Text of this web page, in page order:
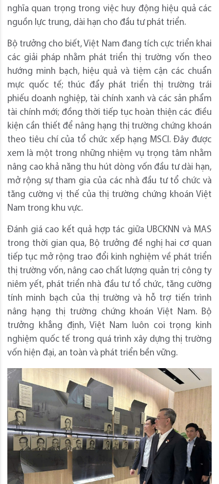
nghĩa quan trọng trong việc huy động hiệu quả các
nguồn lực trung, dài hạn cho đầu tư phát triển.
Bộ trưởng cho biết, Việt Nam đang tích cực triển khai
các giải pháp nhằm phát triển thị trường vốn theo
hướng minh bạch, hiệu quả và tiệm cận các chuẩn
mực quốc tế; thúc đẩy phát triển thị trường trái
phiếu doanh nghiệp, tài chính xanh và các sản phẩm
tài chính mới; đồng thời tiếp tục hoàn thiện các điều
kiện cần thiết để nâng hạng thị trường chứng khoán
theo tiêu chí của tổ chức xếp hạng MSCI. Đây được
xem là một trong những nhiệm vụ trọng tâm nhằm
nâng cao khả năng thu hút dòng vốn đầu tư dài hạn,
mở rộng sự tham gia của các nhà đầu tư tổ chức và
tăng cường vị thế của thị trường chứng khoán Việt
Nam trong khu vực.
Đánh giá cao kết quả hợp tác giữa UBCKNN và MAS
trong thời gian qua, Bộ trưởng đề nghị hai cơ quan
tiếp tục mở rộng trao đổi kinh nghiệm về phát triển
thị trường vốn, nâng cao chất lượng quản trị công ty
niêm yết, phát triển nhà đầu tư tổ chức, tăng cường
tính minh bạch của thị trường và hỗ trợ tiến trình
nâng hạng thị trường chứng khoán Việt Nam. Bộ
trưởng khẳng định, Việt Nam luôn coi trọng kinh
nghiệm quốc tế trong quá trình xây dựng thị trường
vốn hiện đại, an toàn và phát triển bền vững.